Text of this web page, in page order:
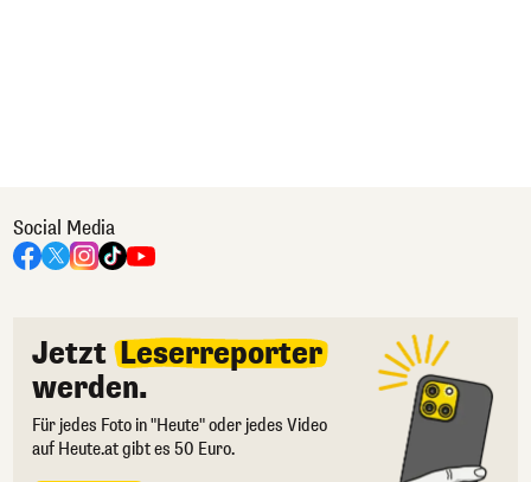
Social Media
Jetzt Leserreporter
werden.
Für jedes Foto in "Heute" oder jedes Video
auf Heute.at gibt es 50 Euro.